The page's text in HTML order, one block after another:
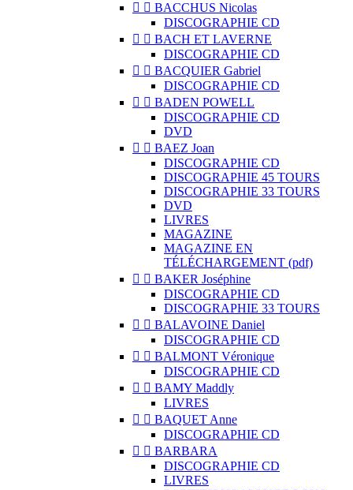
  BACCHUS Nicolas
DISCOGRAPHIE CD
  BACH ET LAVERNE
DISCOGRAPHIE CD
  BACQUIER Gabriel
DISCOGRAPHIE CD
  BADEN POWELL
DISCOGRAPHIE CD
DVD
  BAEZ Joan
DISCOGRAPHIE CD
DISCOGRAPHIE 45 TOURS
DISCOGRAPHIE 33 TOURS
DVD
LIVRES
MAGAZINE
MAGAZINE EN
TÉLÉCHARGEMENT (pdf)
  BAKER Joséphine
DISCOGRAPHIE CD
DISCOGRAPHIE 33 TOURS
  BALAVOINE Daniel
DISCOGRAPHIE CD
  BALMONT Véronique
DISCOGRAPHIE CD
  BAMY Maddly
LIVRES
  BAQUET Anne
DISCOGRAPHIE CD
  BARBARA
DISCOGRAPHIE CD
LIVRES